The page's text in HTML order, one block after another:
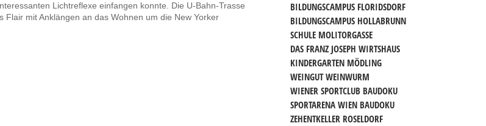
Lichtreflexe einfangen konnte. Die U-Bahn-Trasse
mit Anklängen an das Wohnen um die New Yorker
BILDUNGSCAMPUS FLORIDSDORF
BILDUNGSCAMPUS HOLLABRUNN
SCHULE MOLITORGASSE
DAS FRANZ JOSEPH WIRTSHAUS
KINDERGARTEN MÖDLING
WEINGUT WEINWURM
WIENER SPORTCLUB BAUDOKU
SPORTARENA WIEN BAUDOKU
ZEHENTKELLER ROSELDORF